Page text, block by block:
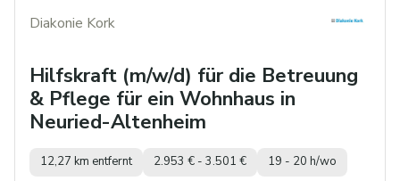
Diakonie Kork
Hilfskraft (m/w/d) für die Betreuung
& Pflege für ein Wohnhaus in
Neuried-Altenheim
12,27 km entfernt 2.953 € - 3.501 € 19 - 20 h/wo